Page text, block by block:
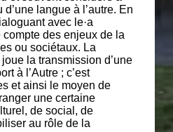
langue à l’autre. En
avec le·a
des enjeux de la
ou sociétaux. La
la transmission d’une
à l’Autre ; c’est
et ainsi le moyen de
une certaine
de social, de
au rôle de la